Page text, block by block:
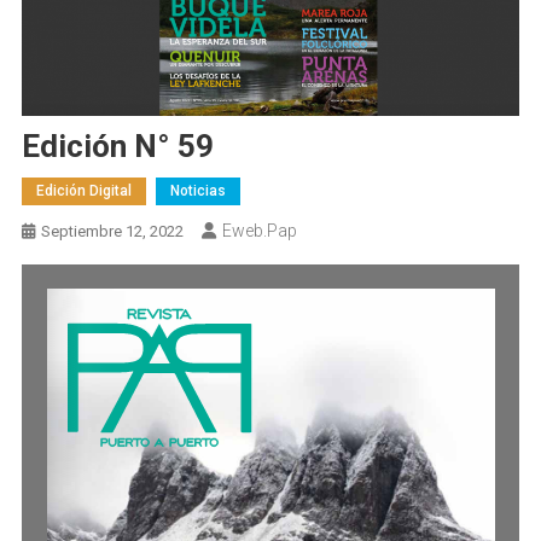
Edición N° 59
Edición Digital Noticias
Septiembre 12, 2022 Eweb.pap